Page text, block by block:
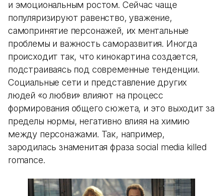
и эмоциональным ростом. Сейчас чаще
популяризируют равенство, уважение,
самопринятие персонажей, их ментальные
проблемы и важность саморазвития. Иногда
происходит так, что кинокартина создается,
подстраиваясь под современные тенденции.
Социальные сети и представление других
людей «о любви» влияют на процесс
формирования общего сюжета, и это выходит за
пределы нормы, негативно влияя на химию
между персонажами. Так, например,
зародилась знаменитая фраза social media killed
romance.